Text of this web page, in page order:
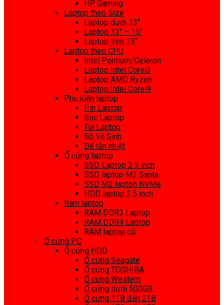
HP Gaming
Laptop theo Size
Laptop dưới 13″
Laptop 13″ – 15″
Laptop trên 15″
Laptop theo CPU
Intel Pentium/Celeron
Laptop Intel Corei3
Laptop AMD Ryzen
Laptop Intel Corei9
Phụ kiện laptop
Pin Laptop
Sạc Laptop
Túi Laptop
Bộ Vệ Sinh
Đế tản nhiệt
Ổ cứng laptop
SSD Laptop 2.5 inch
SSD laptop M2 Santa
SSD M2 laptop NVMe
HDD laptop 2.5 inch
Ram laptop
RAM DDR3 Laptop
RAM DDR4 Laptop
RAM laptop cũ
Ổ cứng PC
Ổ cứng HDD
Ổ cứng Seagate
Ổ cứng TOSHIBA
Ổ cứng Western
Ổ cứng dưới 500GB
Ổ cứng 1TB đến 2TB